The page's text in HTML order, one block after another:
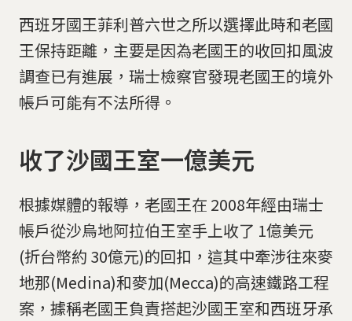
西班牙國王菲利普六世之所以選擇此時和老國
王保持距離，主要是因為老國王的收回扣風波
調查已有進展，瑞士檢察官發現老國王的境外
帳戶可能有不法所得。
收了沙國王室一億美元
根據媒體的報導，老國王在 2008年經由瑞士
帳戶從沙烏地阿拉伯王室手上收了 1億美元
(折台幣約 30億元)的回扣，這其中牽涉往來麥
地那(Medina)和麥加(Mecca)的高速鐵路工程
案，據稱老國王負責搭起沙國王室和西班牙承